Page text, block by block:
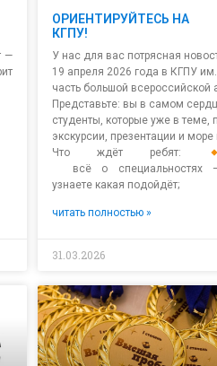
—
ОРИЕНТИРУЙТЕСЬ НА
КГПУ!
У нас для вас потрясная
19 апреля 2026 года в КГПУ
часть большой всероссийской
Представьте: вы в самом
студенты, которые уже в теме,
экскурсии, презентации и
Что ждёт ребят:
всё о специальностях
узнаете какая подойдёт;
читать полностью »
31.03.2026